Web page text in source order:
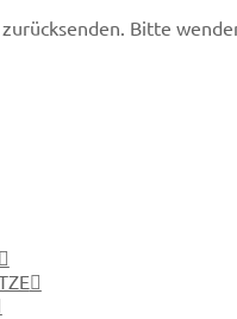
Bitte